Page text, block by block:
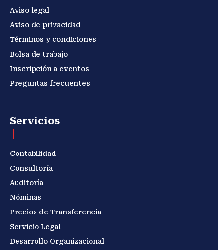
Aviso legal
Aviso de privacidad
Términos y condiciones
Bolsa de trabajo
Inscripción a eventos
Preguntas frecuentes
Servicios
Contabilidad
Consultoría
Auditoría
Nóminas
Precios de Transferencia
Servicio Legal
Desarrollo Organizacional